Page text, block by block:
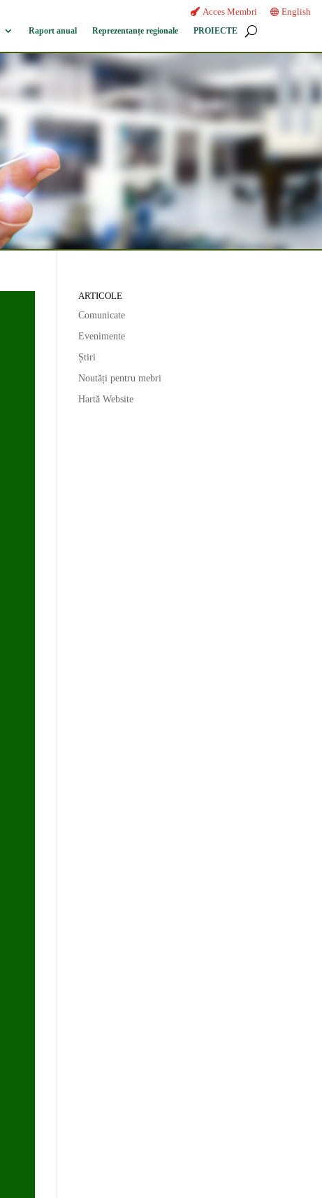
Acces Membri English
Raport anual Reprezentanțe regionale PROIECTE
ARTICOLE
Comunicate
Evenimente
Știri
Noutăți pentru mebri
Hartă Website